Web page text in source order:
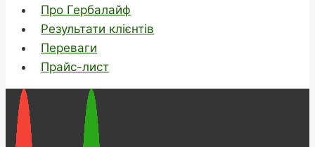
Про Гербалайф
Результати клієнтів
Переваги
Прайс-лист